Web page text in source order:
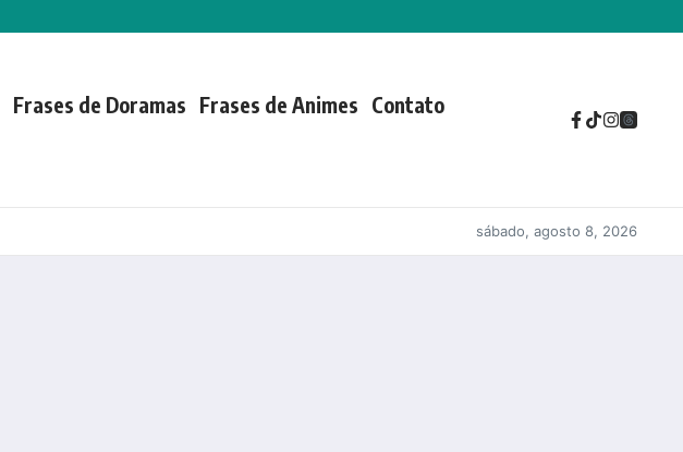
Frases de Doramas Frases de Animes Contato
sábado, agosto 8, 2026